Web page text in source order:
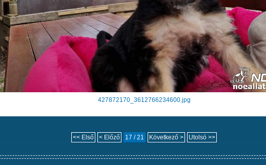
427872170_3612766234600.jpg
<< Első < Előző 17 / 21 Következő > Utolsó >>